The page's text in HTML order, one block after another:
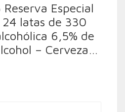
Especial
latas de 330
6,5% de
– Cerveza…